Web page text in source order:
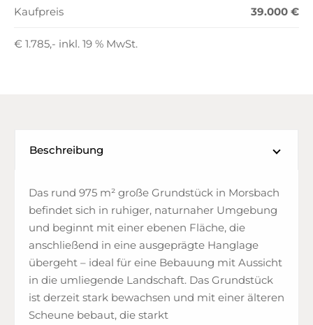
Kaufpreis 39.000 €
€ 1.785,- inkl. 19 % MwSt.
Beschreibung
Das rund 975 m² große Grundstück in Morsbach
befindet sich in ruhiger, naturnaher Umgebung
und beginnt mit einer ebenen Fläche, die
anschließend in eine ausgeprägte Hanglage
übergeht – ideal für eine Bebauung mit Aussicht
in die umliegende Landschaft. Das Grundstück
ist derzeit stark bewachsen und mit einer älteren
Scheune bebaut, die starkt